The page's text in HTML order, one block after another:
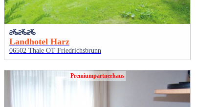
Landhotel Harz
06502 Thale OT Friedrichsbrunn
Premiumpartnerhaus